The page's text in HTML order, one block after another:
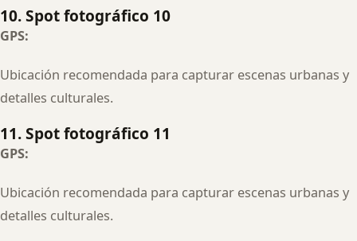
10. Spot fotográfico 10
GPS:
Ubicación recomendada para capturar escenas urbanas y
detalles culturales.
11. Spot fotográfico 11
GPS:
Ubicación recomendada para capturar escenas urbanas y
detalles culturales.